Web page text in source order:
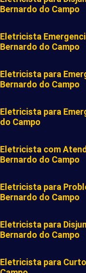
Bernardo do Campo
Eletricista
Bernardo do Campo
Eletricista para
Bernardo do Campo
Eletricista para
do Campo
Eletricista com
Bernardo do Campo
Eletricista para
Bernardo do Campo
Eletricista para
Bernardo do Campo
Eletricista para